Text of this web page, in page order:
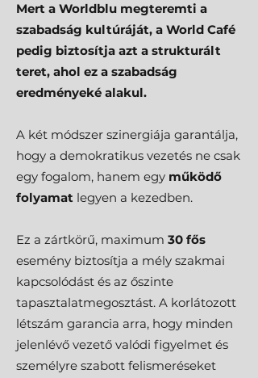
Mert a Worldblu megteremti a
szabadság kultúráját, a World Café
pedig biztosítja azt a strukturált
teret, ahol ez a szabadság
eredményeké alakul.
A két módszer szinergiája garantálja,
hogy a demokratikus vezetés ne csak
egy fogalom, hanem egy működő
folyamat legyen a kezedben.
Ez a zártkörű, maximum 30 fős
esemény biztosítja a mély szakmai
kapcsolódást és az őszinte
tapasztalatmegosztást. A korlátozott
létszám garancia arra, hogy minden
jelenlévő vezető valódi figyelmet és
személyre szabott felismeréseket